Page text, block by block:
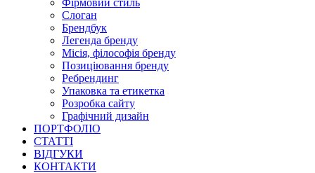
Фірмовий стиль
Слоган
Брендбук
Легенда бренду
Місія, філософія бренду
Позиціювання бренду
Ребрендинг
Упаковка та етикетка
Розробка сайту
Графічний дизайн
ПОРТФОЛІО
СТАТТІ
ВІДГУКИ
КОНТАКТИ